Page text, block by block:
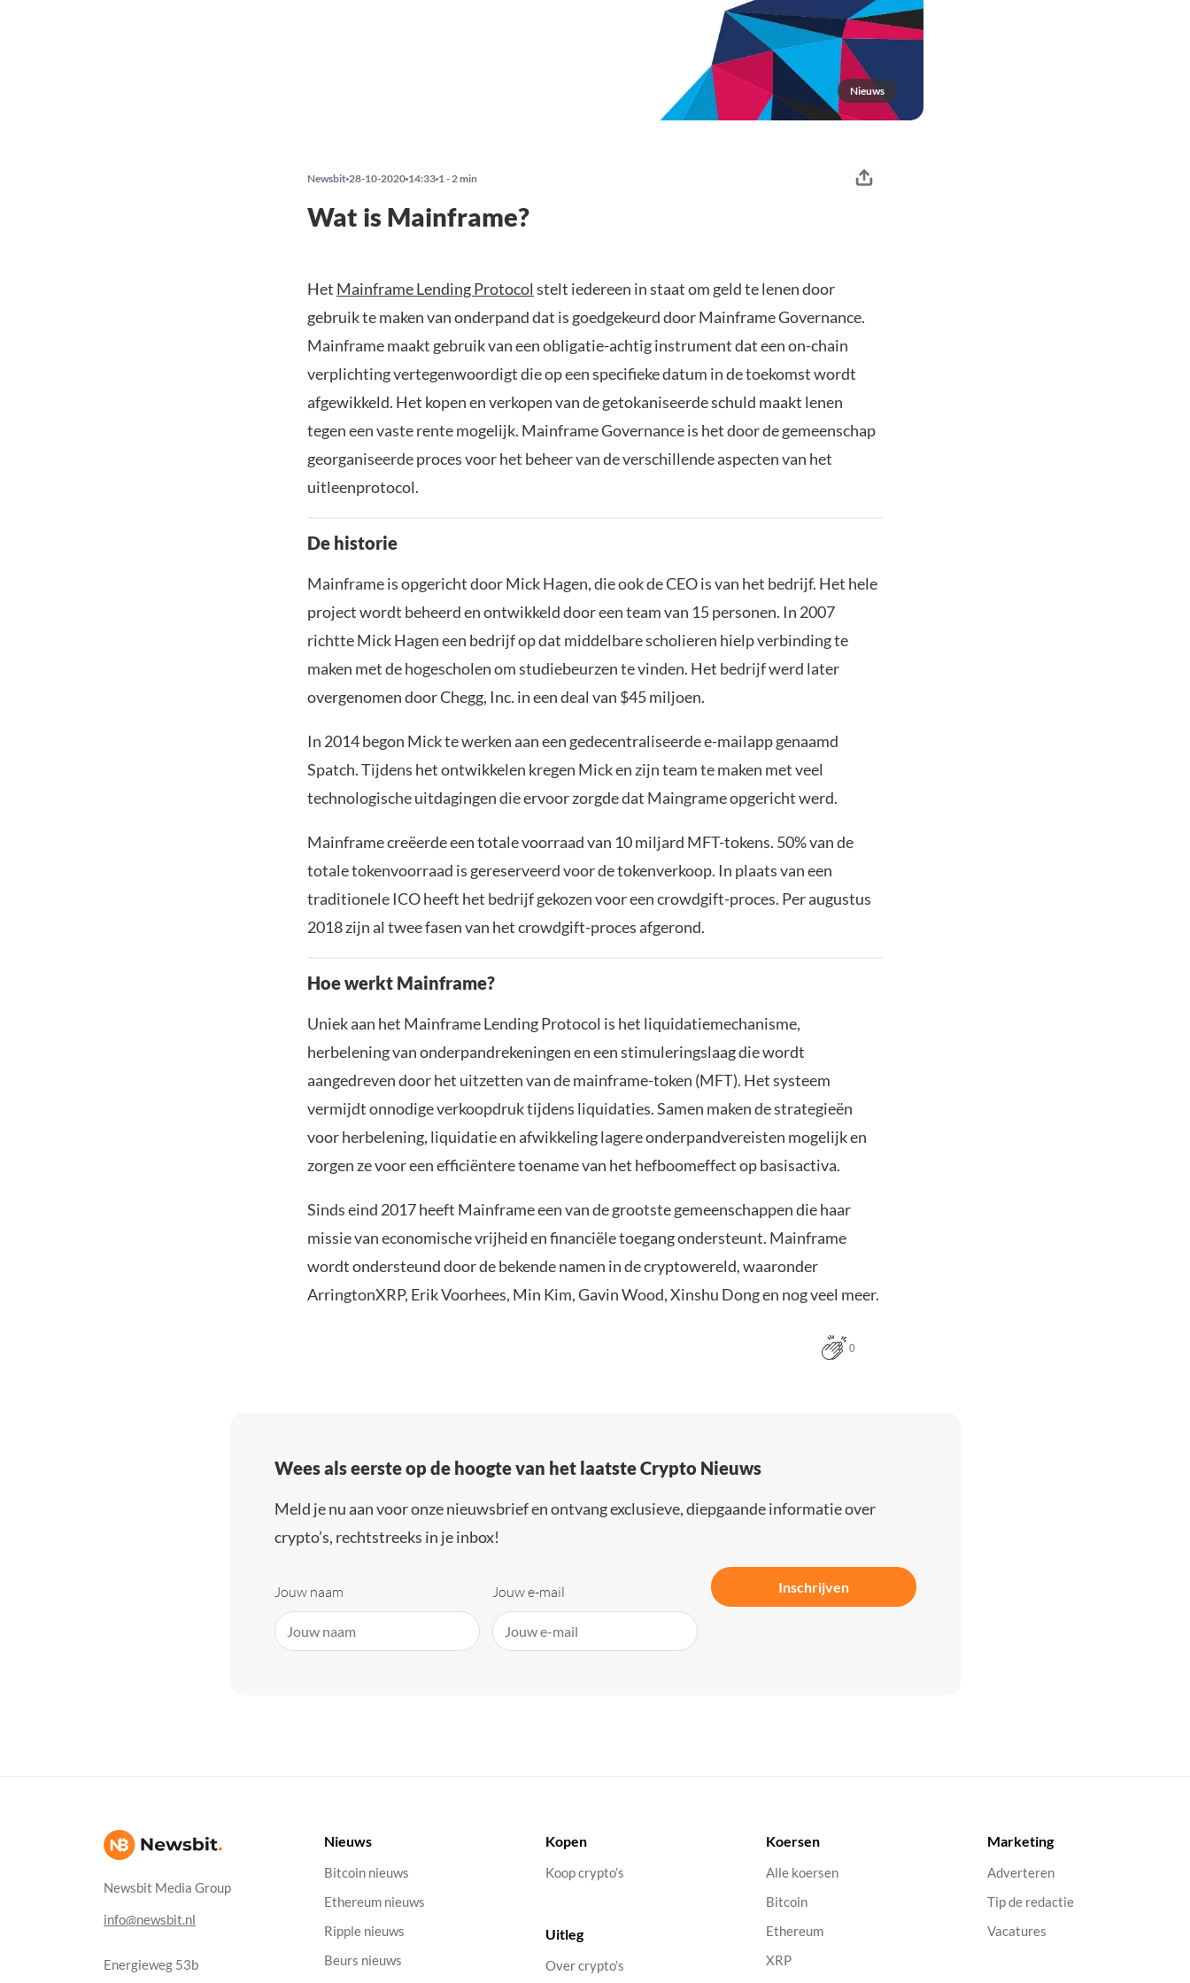
Nieuws
Newsbit 28-10-2020 14:33 1 - 2 min
Wat is Mainframe?
Het Mainframe Lending Protocol stelt iedereen in staat om geld te lenen door
gebruik te maken van onderpand dat is goedgekeurd door Mainframe Governance.
Mainframe maakt gebruik van een obligatie-achtig instrument dat een on-chain
verplichting vertegenwoordigt die op een specifieke datum in de toekomst wordt
afgewikkeld. Het kopen en verkopen van de getokaniseerde schuld maakt lenen
tegen een vaste rente mogelijk. Mainframe Governance is het door de gemeenschap
georganiseerde proces voor het beheer van de verschillende aspecten van het
uitleenprotocol.
De historie
Mainframe is opgericht door Mick Hagen, die ook de CEO is van het bedrijf. Het hele
project wordt beheerd en ontwikkeld door een team van 15 personen. In 2007
richtte Mick Hagen een bedrijf op dat middelbare scholieren hielp verbinding te
maken met de hogescholen om studiebeurzen te vinden. Het bedrijf werd later
overgenomen door Chegg, Inc. in een deal van $45 miljoen.
In 2014 begon Mick te werken aan een gedecentraliseerde e-mailapp genaamd
Spatch. Tijdens het ontwikkelen kregen Mick en zijn team te maken met veel
technologische uitdagingen die ervoor zorgde dat Maingrame opgericht werd.
Mainframe creëerde een totale voorraad van 10 miljard MFT-tokens. 50% van de
totale tokenvoorraad is gereserveerd voor de tokenverkoop. In plaats van een
traditionele ICO heeft het bedrijf gekozen voor een crowdgift-proces. Per augustus
2018 zijn al twee fasen van het crowdgift-proces afgerond.
Hoe werkt Mainframe?
Uniek aan het Mainframe Lending Protocol is het liquidatiemechanisme,
herbelening van onderpandrekeningen en een stimuleringslaag die wordt
aangedreven door het uitzetten van de mainframe-token (MFT). Het systeem
vermijdt onnodige verkoopdruk tijdens liquidaties. Samen maken de strategieën
voor herbelening, liquidatie en afwikkeling lagere onderpandvereisten mogelijk en
zorgen ze voor een efficiëntere toename van het hefboomeffect op basisactiva.
Sinds eind 2017 heeft Mainframe een van de grootste gemeenschappen die haar
missie van economische vrijheid en financiële toegang ondersteunt. Mainframe
wordt ondersteund door de bekende namen in de cryptowereld, waaronder
ArringtonXRP, Erik Voorhees, Min Kim, Gavin Wood, Xinshu Dong en nog veel meer.
0
Wees als eerste op de hoogte van het laatste Crypto Nieuws
Meld je nu aan voor onze nieuwsbrief en ontvang exclusieve, diepgaande informatie over
crypto’s, rechtstreeks in je inbox!
Jouw naam Jouw e-mail Inschrijven
Newsbit Media Group
info@newsbit.nl
Energieweg 53b
Nieuws
Bitcoin nieuws
Ethereum nieuws
Ripple nieuws
Beurs nieuws
Kopen
Koop crypto’s
Uitleg
Over crypto’s
Koersen
Alle koersen
Bitcoin
Ethereum
XRP
Marketing
Adverteren
Tip de redactie
Vacatures